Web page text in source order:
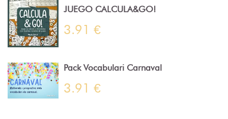
JUEGO CALCULA&GO!
3.91 €
Pack Vocabulari Carnaval
3.91 €